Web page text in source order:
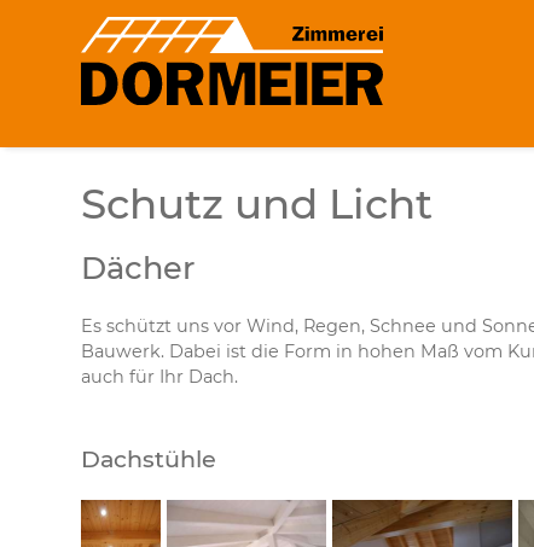
Schutz und Licht
Dächer
Es schützt uns vor Wind, Regen, Schnee und
Bauwerk. Dabei ist die Form in hohen Maß vom
auch für Ihr Dach.
Dachstühle